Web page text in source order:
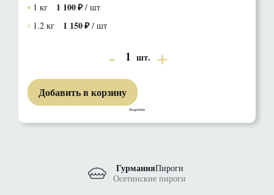
1 кг 1 100 / шт
1.2 кг
1 150 / шт
1 шт.
Добавить в корзину
Подробнее
ГурманияПироги
Осетинские пироги